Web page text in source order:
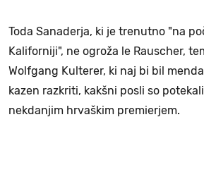
Toda Sanaderja, ki je trenutno "na
Kaliforniji", ne ogroža le Rauscher,
Wolfgang Kulterer, ki naj bi bil
kazen razkriti, kakšni posli so
nekdanjim hrvaškim premierjem.